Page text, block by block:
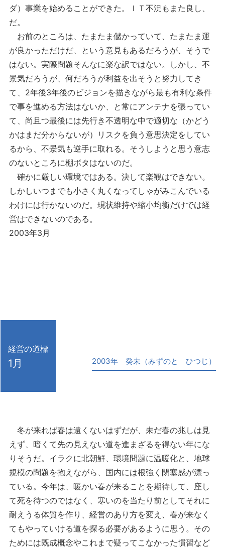
ダ）事業を始めることができた。ＩＴ不況もまた良し、
だ。
お前のところは、たまたま儲かっていて、たまたま運
が良かっただけだ、という意見もあるだろうが、そうで
はない。実際問題そんなに楽な訳ではない。しかし、不
景気だろうが、何だろうが利益を出そうと努力してき
て、2年後3年後のビジョンを描きながら最も有利な条件
で事を進める方法はないか、と常にアンテナを張ってい
て、尚且つ最後には先行き不透明な中で適切な（かどう
かはまだ分からないが）リスクを負う意思決定をしてい
るから、不景気も逆手に取れる。そうしようと思う意志
のないところに棚ボタはないのだ。
確かに厳しい環境ではある。決して楽観はできない。
しかしいつまでも小さく丸くなってしゃがみこんでいる
わけには行かないのだ。現状維持や縮小均衡だけでは経
営はできないのである。
2003年3月
経営の道標
1月 2003年 癸未（みずのと ひつじ）
冬が来れば春は遠くないはずだが、未だ春の兆しは見
えず、暗くて先の見えない道を進まざるを得ない年にな
りそうだ。イラクに北朝鮮、環境問題に温暖化と、地球
規模の問題を抱えながら、国内には根強く閉塞感が漂っ
ている。今年は、暖かい春が来ることを期待して、座し
て死を待つのではなく、寒いのを当たり前としてそれに
耐えうる体質を作り、経営のあり方を変え、春が来なく
てもやっていける道を探る必要があるように思う。その
ためには既成概念やこれまで疑ってこなかった慣習など